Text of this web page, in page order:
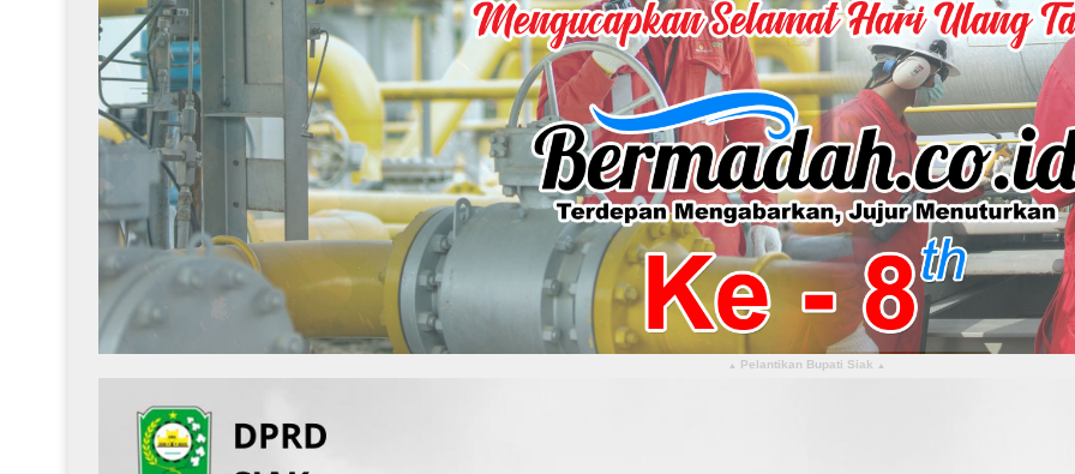
▴ Pelantikan Bupati Siak ▴